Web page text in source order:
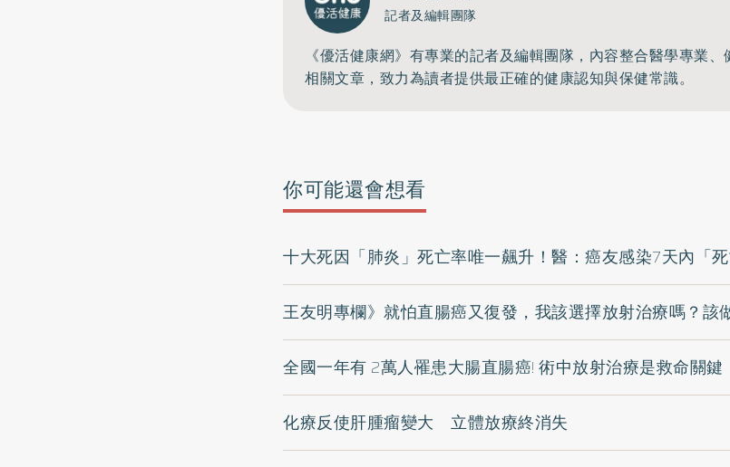
記者及編輯團隊
《優活健康網》有專業的記者及編輯團隊，內容整合醫學專業
相關文章，致力為讀者提供最正確的健康認知與保健常識。
你可能還會想看
十大死因「肺炎」死亡率唯一飆升！醫：癌友感染7天內「死
王友明專欄》就怕直腸癌又復發，我該選擇放射治療嗎？該
全國一年有 2萬人罹患大腸直腸癌! 術中放射治療是救命關鍵
化療反使肝腫瘤變大 立體放療終消失